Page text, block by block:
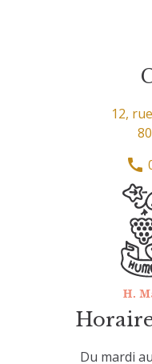
12,
Du mardi